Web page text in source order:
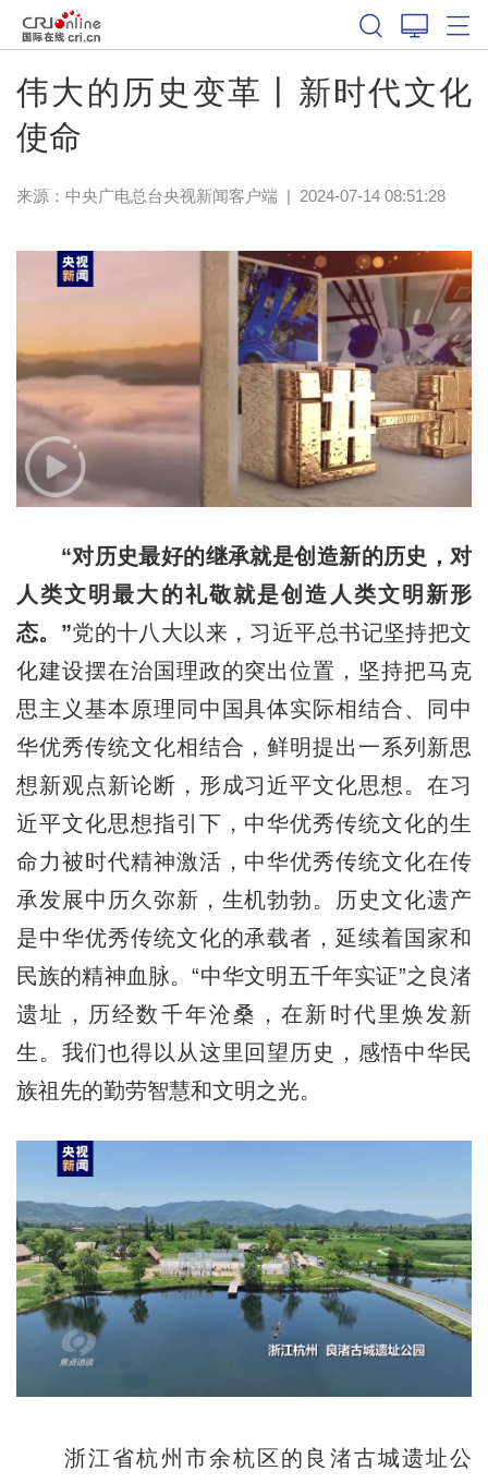
伟大的历史变革丨新时代文化
使命
来源： 中央广电总台央视新闻客户端 | 2024-07-14 08:51:28
“对历史最好的继承就是创造新的历史，对
人类文明最大的礼敬就是创造人类文明新形
态。”党的十八大以来，习近平总书记坚持把文
化建设摆在治国理政的突出位置，坚持把马克
思主义基本原理同中国具体实际相结合、同中
华优秀传统文化相结合，鲜明提出一系列新思
想新观点新论断，形成习近平文化思想。在习
近平文化思想指引下，中华优秀传统文化的生
命力被时代精神激活，中华优秀传统文化在传
承发展中历久弥新，生机勃勃。历史文化遗产
是中华优秀传统文化的承载者，延续着国家和
民族的精神血脉。“中华文明五千年实证”之良渚
遗址，历经数千年沧桑，在新时代里焕发新
生。我们也得以从这里回望历史，感悟中华民
族祖先的勤劳智慧和文明之光。
浙江省杭州市余杭区的良渚古城遗址公